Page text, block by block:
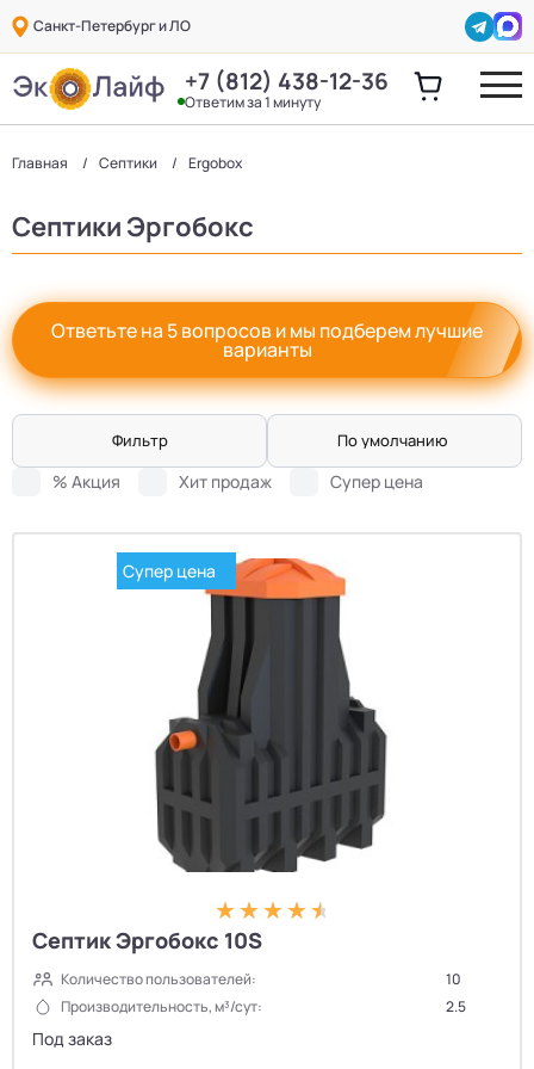
Санкт-Петербург и ЛО
+7 (812) 438-12-36
Ответим за 1 минуту
Главная Септики Ergobox
Септики Эргобокс
Ответьте на 5 вопросов и мы подберем лучшие
варианты
Фильтр По умолчанию
% Акция Хит продаж Супер цена
Сортировка
Супер цена
Септик Эргобокс 10S
Количество пользователей:
10
Производительность, м³/сут:
2.5
Под заказ